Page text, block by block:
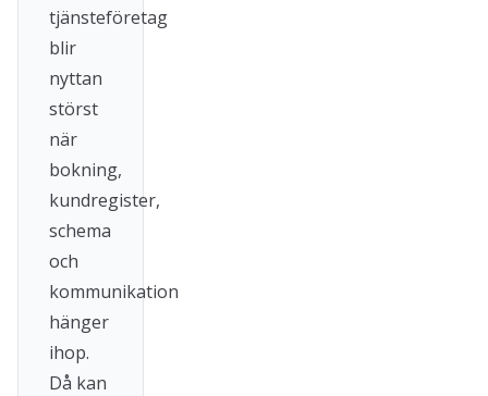
tjänsteföretag
blir
nyttan
störst
när
bokning,
kundregister,
schema
och
kommunikation
hänger
ihop.
Då kan